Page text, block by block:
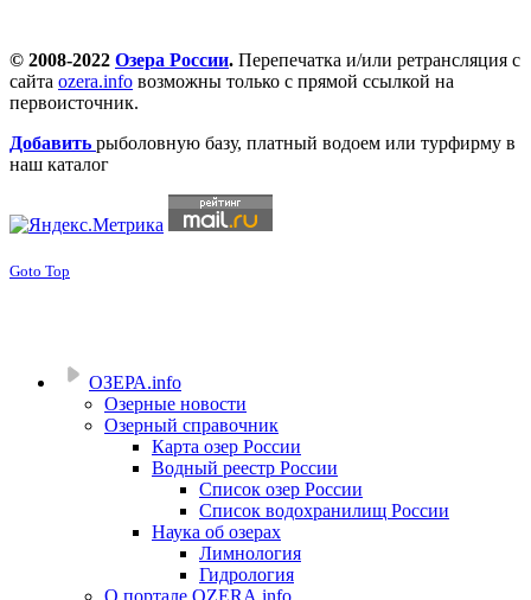
© 2008-2022 Озера России. Перепечатка и/или ретрансляция с
сайта ozera.info возможны только с прямой ссылкой на
первоисточник.
Добавить рыболовную базу, платный водоем или турфирму в
наш каталог
Goto Top
ОЗЕРА.info
Озерные новости
Озерный справочник
Карта озер России
Водный реестр России
Список озер России
Список водохранилищ России
Наука об озерах
Лимнология
Гидрология